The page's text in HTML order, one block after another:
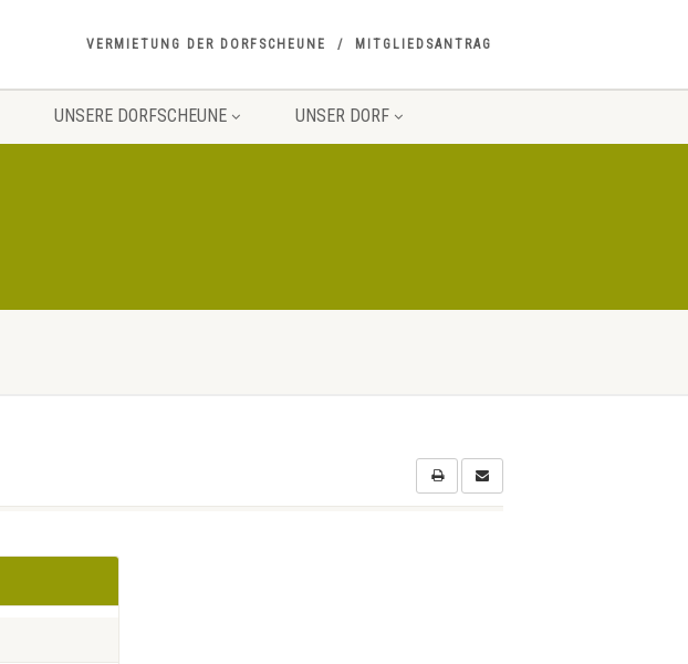
VERMIETUNG DER DORFSCHEUNE MITGLIEDSANTRAG
UNSERE DORFSCHEUNE UNSER DORF